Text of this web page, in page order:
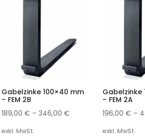
Gabelzinke 100×40 mm
– FEM 2B
189,00€ –346,00€
exkl. MwSt.
Gabelzinke
– FEM 2A
196,00 € –
exkl. MwSt.